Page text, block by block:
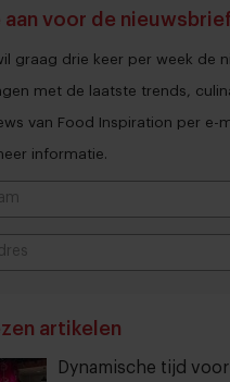
aan voor de
graag drie keer per week de
met de laatste trends,
van Food Inspiration per e-
informatie.
artikelen
Dynamische tijd